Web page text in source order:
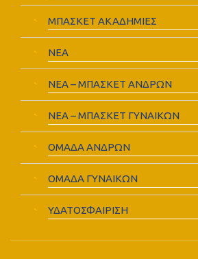
ΜΠΑΣΚΕΤ ΑΚΑΔΗΜΙΕΣ
ΝΕΑ
ΝΕΑ – ΜΠΑΣΚΕΤ ΑΝΔΡΩΝ
ΝΕΑ – ΜΠΑΣΚΕΤ ΓΥΝΑΙΚΩΝ
ΟΜΑΔΑ ΑΝΔΡΩΝ
ΟΜΑΔΑ ΓΥΝΑΙΚΩΝ
ΥΔΑΤΟΣΦΑΙΡΙΣΗ